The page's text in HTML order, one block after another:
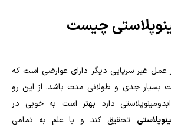
چیست
عمل غیر سرپایی دیگر دارای عوارضی است که
بسیار جدی و طولانی مدت باشد. از این رو
دارد بهتر است به خوبی در
تحقیق کند و با علم به تمامی